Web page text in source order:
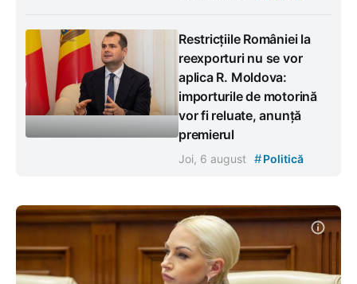
Restricțiile României la
reexporturi nu se vor
aplica R. Moldova:
importurile de motorină
vor fi reluate, anunță
premierul
Joi, 6 august #Politică